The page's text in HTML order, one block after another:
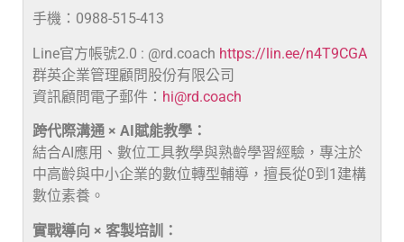
手機：0988-515-413
Line官方帳號2.0 : @rd.coach https://lin.ee/n4T9CGA
群英企業管理顧問股份有限公司
資訊顧問電子郵件： hi@rd.coach
跨代際溝通 × AI賦能教學：
結合AI應用、數位工具教學與熟齡學習經驗，專注於
中高齡與中小企業的數位轉型輔導，擅長從0到1建構
數位素養。
實戰導向 × 客製培訓：